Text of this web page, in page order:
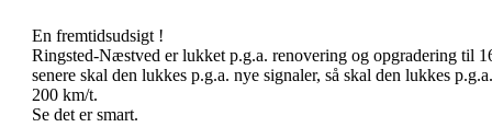
En fremtidsudsigt !
Ringsted-Næstved er lukket p.g.a. renovering og opgradering til
senere skal den lukkes p.g.a. nye signaler, så skal den lukkes
200 km/t.
Se det er smart.